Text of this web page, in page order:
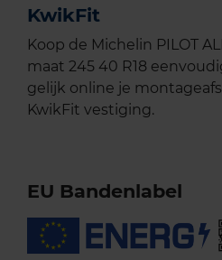
KwikFit
Koop de Michelin PILOT
maat 245 40 R18
gelijk online je
KwikFit vestiging.
EU Bandenlabel